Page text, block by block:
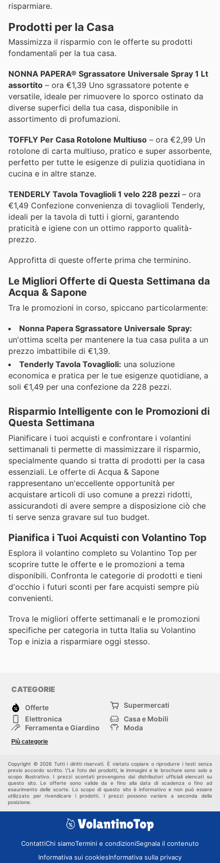
risparmiare.
Prodotti per la Casa
Massimizza il risparmio con le offerte su prodotti
fondamentali per la tua casa.
NONNA PAPERA® Sgrassatore Universale Spray 1 Lt
assortito – ora €1,39 Uno sgrassatore potente e
versatile, ideale per rimuovere lo sporco ostinato da
diverse superfici della tua casa, disponibile in
assortimento di profumazioni.
TOFFLY Per Casa Rotolone Multiuso – ora €2,99 Un
rotolone di carta multiuso, pratico e super assorbente,
perfetto per tutte le esigenze di pulizia quotidiana in
cucina e in altre stanze.
TENDERLY Tavola Tovaglioli 1 velo 228 pezzi – ora
€1,49 Confezione convenienza di tovaglioli Tenderly,
ideali per la tavola di tutti i giorni, garantendo
praticità e igiene con un ottimo rapporto qualità-
prezzo.
Approfitta di queste offerte prima che terminino.
Le Migliori Offerte di Questa Settimana da
Acqua & Sapone
Tra le promozioni in corso, spiccano particolarmente:
Nonna Papera Sgrassatore Universale Spray:
un'ottima scelta per mantenere la tua casa pulita a un
prezzo imbattibile di €1,39.
Tenderly Tavola Tovaglioli: una soluzione
economica e pratica per le tue esigenze quotidiane, a
soli €1,49 per una confezione da 228 pezzi.
Risparmio Intelligente con le Promozioni di
Questa Settimana
Pianificare i tuoi acquisti e confrontare i volantini
settimanali ti permette di massimizzare il risparmio,
specialmente quando si tratta di prodotti per la casa
essenziali. Le offerte di Acqua & Sapone
rappresentano un'eccellente opportunità per
acquistare articoli di uso comune a prezzi ridotti,
assicurandoti di avere sempre a disposizione ciò che
ti serve senza gravare sul tuo budget.
Pianifica i Tuoi Acquisti con Volantino Top
Esplora il volantino completo su Volantino Top per
scoprire tutte le offerte e le promozioni a tema
disponibili. Confronta le categorie di prodotti e tieni
d'occhio i futuri sconti per fare acquisti sempre più
convenienti.
Trova le migliori offerte settimanali e le promozioni
specifiche per categoria in tutta Italia su Volantino
Top e inizia a risparmiare oggi stesso.
CATEGORIE
Offerte
Supermercati
Elettronica
Casa e Mobili
Ferramenta e Giardino
Moda
Bambini e Neonati
Più categorie
Copyright © 2026 Tutti i diritti riservati. È vietato copiare o riprodurre i testi senza
previo accordo scritto. \"Le foto dei prodotti, le immagini e le brochure sono solo a
scopo illustrativo. I prezzi scontati provengono dai distributori ufficiali elencati su
questo sito. Le offerte sono valide da e fino alla data di scadenza o fino ad
esaurimento delle scorte. Lo scopo di questo sito è informativo e non può essere
utilizzato per rivendicare i prodotti. I prezzi possono variare a seconda della
posizione.
ContattiChi siamoTermini e condizioniSegnala il contenuto
Informativa sui cookiesInformativa sulla privacy